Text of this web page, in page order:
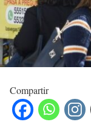
Compartir